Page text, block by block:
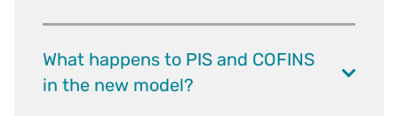
What happens to PIS and COFINS
in the new model?